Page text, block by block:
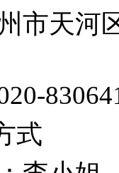
天河
式
式